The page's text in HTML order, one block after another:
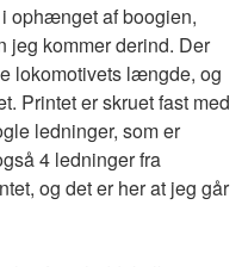
ophænget af boogien,
jeg kommer derind. Der
lokomotivets længde, og
Printet er skruet fast med
ledninger, som er
4 ledninger fra
og det er her at jeg går